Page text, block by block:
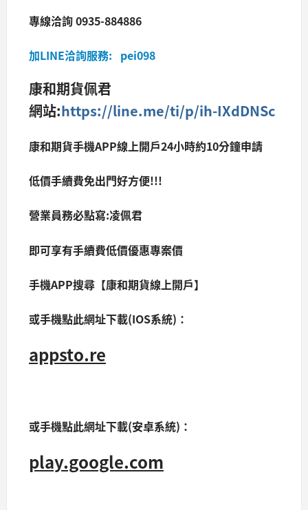
專線洽詢 0935-884886
加LINE洽詢服務: pei098
康和期貨佩君
網站:https://line.me/ti/p/ih-IXdDNSc
康和期貨手機APP線上開戶24小時約10分鐘申請
低價手續費免出門好方便!!!
營業員務必點寫:凌佩君
即可享有手續費低價優惠專案價
手機APP搜尋【康和期貨線上開戶】
或手機點此網址下載(IOS系統)：
appsto.re
或手機點此網址下載(安卓系統)：
play.google.com